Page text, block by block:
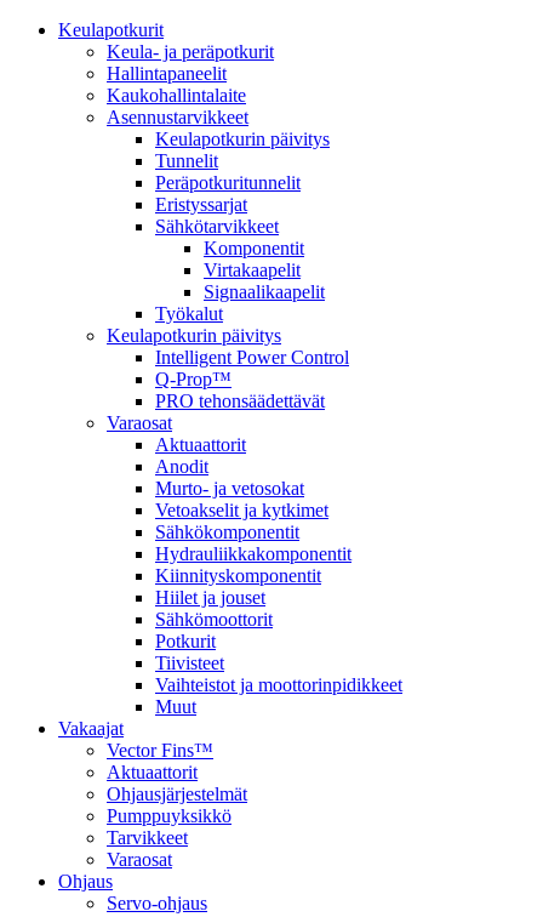
Keulapotkurit
Keula- ja peräpotkurit
Hallintapaneelit
Kaukohallintalaite
Asennustarvikkeet
Keulapotkurin päivitys
Tunnelit
Peräpotkuritunnelit
Eristyssarjat
Sähkötarvikkeet
Komponentit
Virtakaapelit
Signaalikaapelit
Työkalut
Keulapotkurin päivitys
Intelligent Power Control
Q-Prop™
PRO tehonsäädettävät
Varaosat
Aktuaattorit
Anodit
Murto- ja vetosokat
Vetoakselit ja kytkimet
Sähkökomponentit
Hydrauliikkakomponentit
Kiinnityskomponentit
Hiilet ja jouset
Sähkömoottorit
Potkurit
Tiivisteet
Vaihteistot ja moottorinpidikkeet
Muut
Vakaajat
Vector Fins™
Aktuaattorit
Ohjausjärjestelmät
Pumppuyksikkö
Tarvikkeet
Varaosat
Ohjaus
Servo-ohjaus